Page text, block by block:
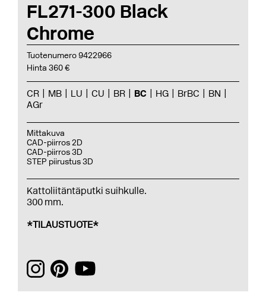
FL271-300 Black
Chrome
Tuotenumero 9422966
Hinta 360 €
CR MB LU CU BR BC HG BrBC
BN
AGr
Mittakuva
CAD-piirros 2D
CAD-piirros 3D
STEP piirustus 3D
Kattoliitäntäputki suihkulle.
300 mm.
*TILAUSTUOTE*